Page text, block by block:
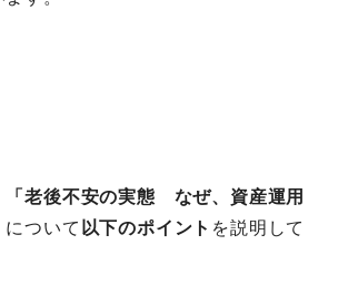
「⽼後不安の実態 なぜ、資産運⽤
について 以下のポイント を説明して